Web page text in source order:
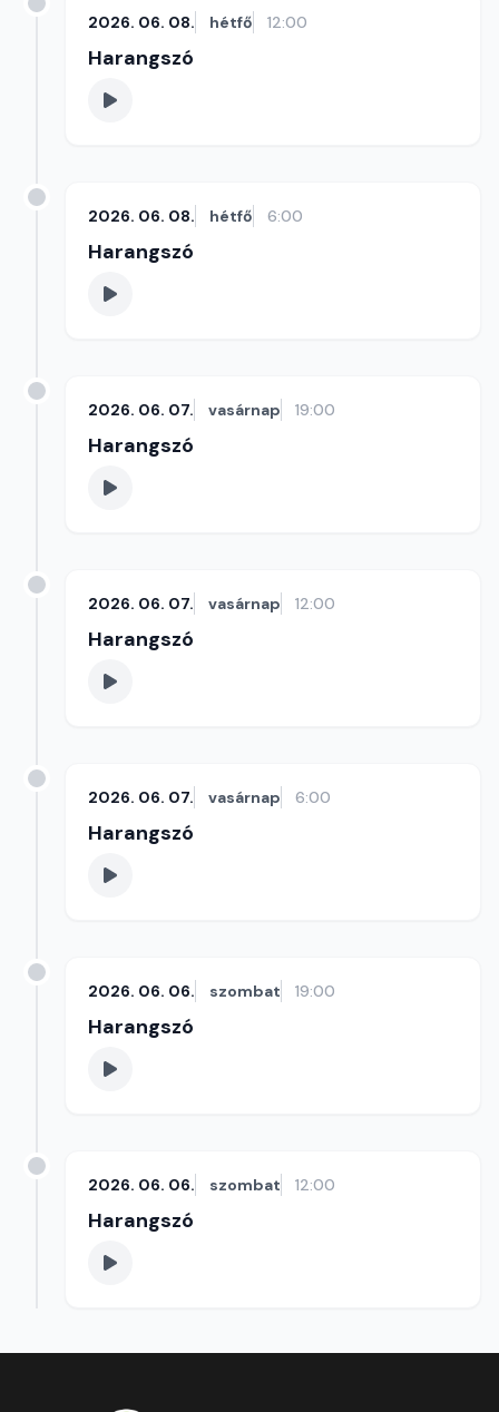
2026. 06. 08. hétfő 12:00
Harangszó
2026. 06. 08. hétfő 6:00
Harangszó
2026. 06. 07. vasárnap 19:00
Harangszó
2026. 06. 07. vasárnap 12:00
Harangszó
2026. 06. 07. vasárnap 6:00
Harangszó
2026. 06. 06. szombat 19:00
Harangszó
2026. 06. 06. szombat 12:00
Harangszó